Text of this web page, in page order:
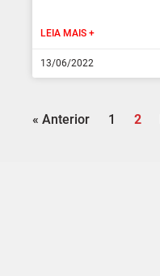
LEIA MAIS +
13/06/2022
« Anterior 1 2